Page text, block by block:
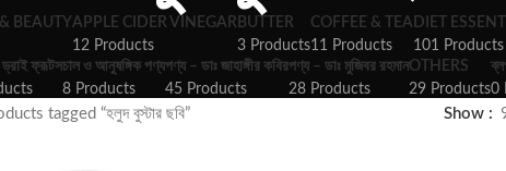
BEAUTYAPPLE CIDER VINEGAR
12 Products
BUTTER
3 Products
COFFEE & TEA
11 Products
DIET
101 Products
ফ্রূটসচাল ও আনুষঙ্গিক পণ্য
8 Products
পণ্য – ডাঃ জাহাঙ্গীর কবির
45 Products
পণ্য – ডাঃ মুজিবর রহমান
28 Products
OTHERS
29 Products0
tagged “হলুদ বুস্টার ছবি” Show